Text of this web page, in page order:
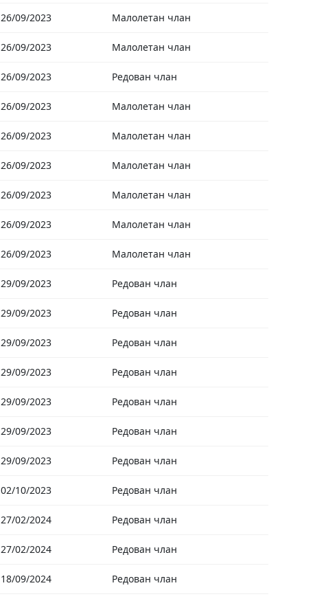
26/09/2023 Малолетан члан
26/09/2023 Малолетан члан
26/09/2023 Редован члан
26/09/2023 Малолетан члан
26/09/2023 Малолетан члан
26/09/2023 Малолетан члан
26/09/2023 Малолетан члан
26/09/2023 Малолетан члан
26/09/2023 Малолетан члан
29/09/2023 Редован члан
29/09/2023 Редован члан
29/09/2023 Редован члан
29/09/2023 Редован члан
29/09/2023 Редован члан
29/09/2023 Редован члан
29/09/2023 Редован члан
02/10/2023 Редован члан
27/02/2024 Редован члан
27/02/2024 Редован члан
18/09/2024 Редован члан